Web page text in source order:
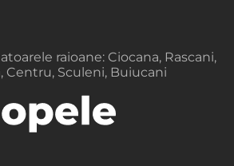
raioane: Ciocana, Rascani,
Centru, Sculeni, Buiucani